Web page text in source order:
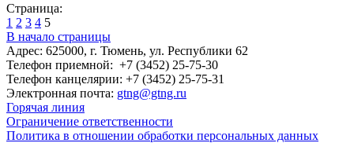
Страница:
1 2 3 4 5
В начало страницы
Адрес: 625000, г. Тюмень, ул. Республики 62
Телефон приемной: +7 (3452) 25-75-30
Телефон канцелярии: +7 (3452) 25-75-31
Электронная почта: gtng@gtng.ru
Горячая линия
Ограничение ответственности
Политика в отношении обработки персональных данных